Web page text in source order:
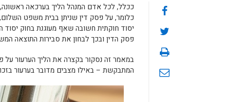
ככלל, לכל אדם המנהל הליך בערכאה
כלומר, על פסק דין שניתן בבית משפט
יסוד חוקתית חשובה שאף מעוגנת בחוק
פסק הדין ובכך לבחון את סבירות התוצאה
במאמר זה נסקור בקצרה את הליך הערעור על
המתבקשת – באילו מצבים מדובר בערעור